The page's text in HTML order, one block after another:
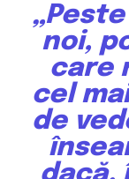
noi,
care
cel
de